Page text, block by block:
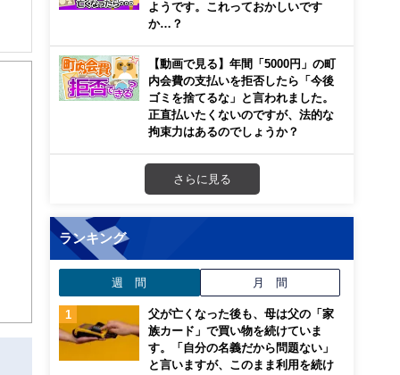
ようです。これっておかしいです
か…？
【動画で見る】年間「5000円」の町
内会費の支払いを拒否したら「今後
ゴミを捨てるな」と言われました。
正直払いたくないのですが、法的な
拘束力はあるのでしょうか？
さらに見る
ランキング
週 間 月 間
父が亡くなった後も、母は父の「家
族カード」で買い物を続けていま
す。「自分の名義だから問題ない」
と言いますが、このまま利用を続け